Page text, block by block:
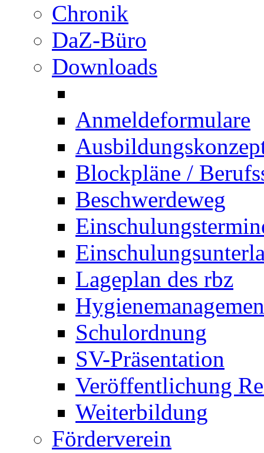
Chronik
DaZ-Büro
Downloads
Anmeldeformulare
Blockpläne /
Beschwerdeweg
Lageplan des rbz
Schulordnung
SV-Präsentation
Veröffentlichung
Weiterbildung
Förderverein